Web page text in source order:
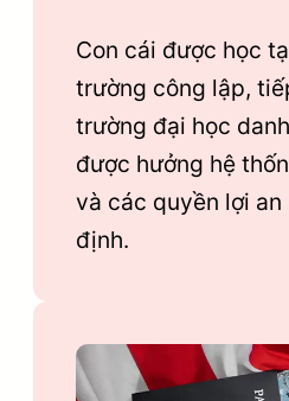
Con cái được học
trường công lập,
trường đại học
được hưởng hệ
và các quyền lợi
định.